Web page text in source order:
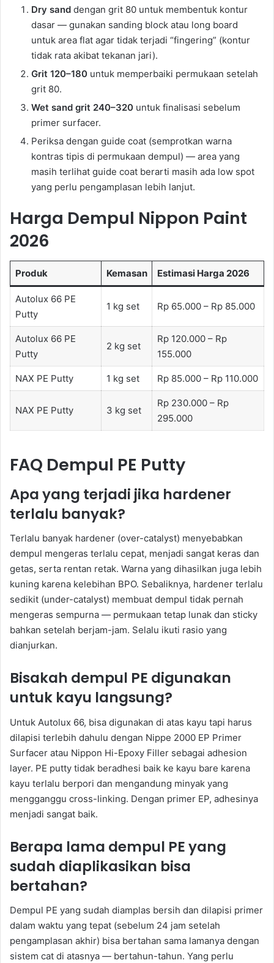
Dry sand dengan grit 80 untuk membentuk kontur
dasar — gunakan sanding block atau long board
untuk area flat agar tidak terjadi “fingering” (kontur
tidak rata akibat tekanan jari).
Grit 120–180 untuk memperbaiki permukaan setelah
grit 80.
Wet sand grit 240–320 untuk finalisasi sebelum
primer surfacer.
Periksa dengan guide coat (semprotkan warna
kontras tipis di permukaan dempul) — area yang
masih terlihat guide coat berarti masih ada low spot
yang perlu pengamplasan lebih lanjut.
Harga Dempul Nippon Paint
2026
Produk Kemasan Estimasi Harga 2026
Autolux 66 PE
Putty
1 kg set Rp 65.000 – Rp 85.000
Autolux 66 PE
Putty
2 kg set
Rp 120.000 – Rp
155.000
NAX PE Putty 1 kg set Rp 85.000 – Rp 110.000
NAX PE Putty 3 kg set
Rp 230.000 – Rp
295.000
FAQ Dempul PE Putty
Apa yang terjadi jika hardener
terlalu banyak?
Terlalu banyak hardener (over-catalyst) menyebabkan
dempul mengeras terlalu cepat, menjadi sangat keras dan
getas, serta rentan retak. Warna yang dihasilkan juga lebih
kuning karena kelebihan BPO. Sebaliknya, hardener terlalu
sedikit (under-catalyst) membuat dempul tidak pernah
mengeras sempurna — permukaan tetap lunak dan sticky
bahkan setelah berjam-jam. Selalu ikuti rasio yang
dianjurkan.
Bisakah dempul PE digunakan
untuk kayu langsung?
Untuk Autolux 66, bisa digunakan di atas kayu tapi harus
dilapisi terlebih dahulu dengan Nippe 2000 EP Primer
Surfacer atau Nippon Hi-Epoxy Filler sebagai adhesion
layer. PE putty tidak beradhesi baik ke kayu bare karena
kayu terlalu berpori dan mengandung minyak yang
mengganggu cross-linking. Dengan primer EP, adhesinya
menjadi sangat baik.
Berapa lama dempul PE yang
sudah diaplikasikan bisa
bertahan?
Dempul PE yang sudah diamplas bersih dan dilapisi primer
dalam waktu yang tepat (sebelum 24 jam setelah
pengamplasan akhir) bisa bertahan sama lamanya dengan
sistem cat di atasnya — bertahun-tahun. Yang perlu